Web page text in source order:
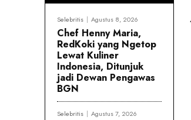
Selebritis Agustus 8, 2026
Chef Henny Maria,
RedKoki yang Ngetop
Lewat Kuliner
Indonesia, Ditunjuk
jadi Dewan Pengawas
BGN
Selebritis Agustus 7, 2026